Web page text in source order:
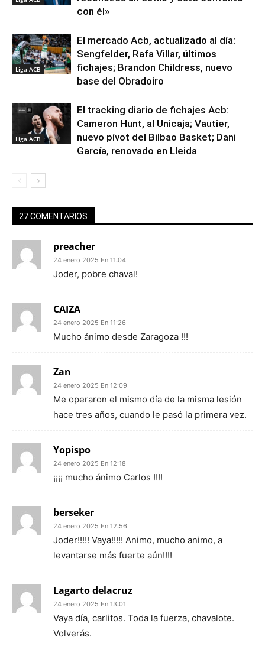
con él»
Liga ACB
El mercado Acb, actualizado al día:
Sengfelder, Rafa Villar, últimos
fichajes; Brandon Childress, nuevo
base del Obradoiro
Liga ACB
El tracking diario de fichajes Acb:
Cameron Hunt, al Unicaja; Vautier,
nuevo pívot del Bilbao Basket; Dani
García, renovado en Lleida
27 COMENTARIOS
preacher
24 enero 2025 En 11:04
Joder, pobre chaval!
CAIZA
24 enero 2025 En 11:26
Mucho ánimo desde Zaragoza !!!
Zan
24 enero 2025 En 12:09
Me operaron el mismo día de la misma lesión
hace tres años, cuando le pasó la primera vez.
Yopispo
24 enero 2025 En 12:18
¡¡¡¡ mucho ánimo Carlos !!!!
berseker
24 enero 2025 En 12:56
Joder!!!!! Vaya!!!!! Animo, mucho animo, a
levantarse más fuerte aún!!!!
Lagarto delacruz
24 enero 2025 En 13:01
Vaya día, carlitos. Toda la fuerza, chavalote.
Volverás.